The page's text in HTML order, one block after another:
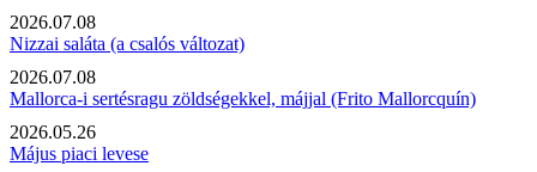
2026.07.08
Nizzai saláta (a csalós változat)
2026.07.08
Mallorca-i sertésragu zöldségekkel, májjal (Frito Mallorcquín)
2026.05.26
Május piaci levese